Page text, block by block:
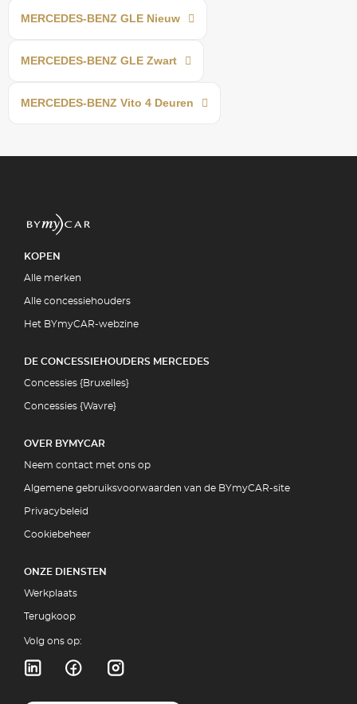
MERCEDES-BENZ GLE Nieuw
MERCEDES-BENZ GLE Zwart
MERCEDES-BENZ Vito 4 Deuren
KOPEN
Alle merken
Alle concessiehouders
Het BYmyCAR-webzine
DE CONCESSIEHOUDERS MERCEDES
Concessies {Bruxelles}
Concessies {Wavre}
OVER BYMYCAR
Neem contact met ons op
Algemene gebruiksvoorwaarden van de BYmyCAR-site
Privacybeleid
Cookiebeheer
ONZE DIENSTEN
Werkplaats
Terugkoop
Volg ons op: